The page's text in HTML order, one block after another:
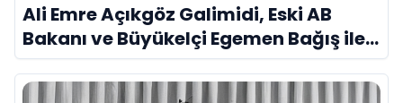
Ali Emre Açıkgöz Galimidi, Eski AB
Bakanı ve Büyükelçi Egemen Bağış ile
Bir Araya Geldi